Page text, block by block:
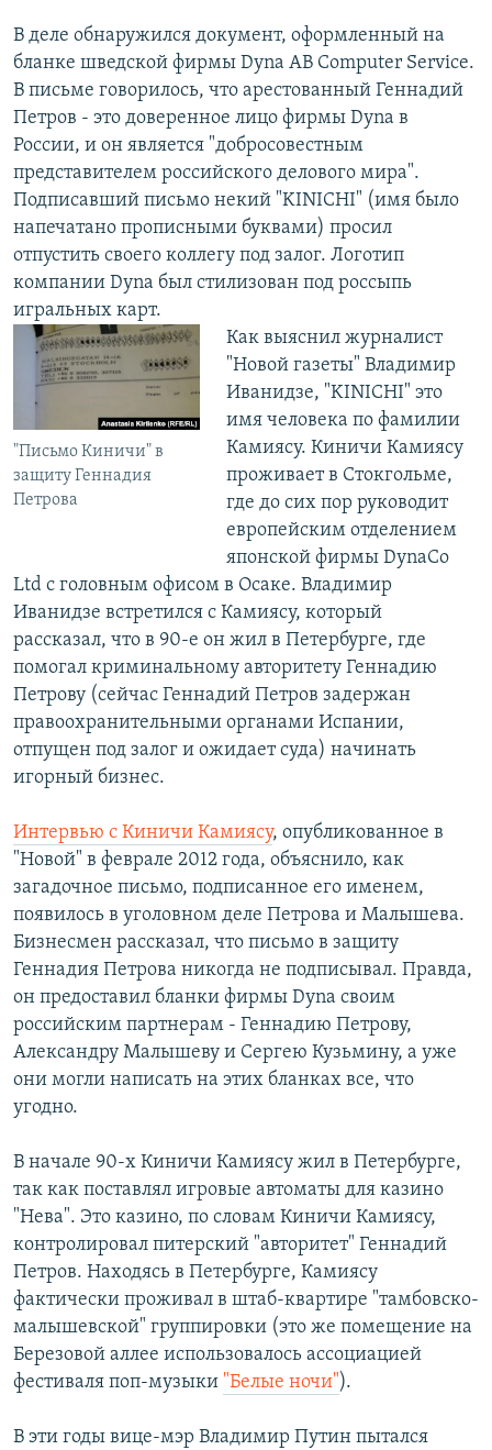
В деле обнаружился документ, оформленный на
бланке шведской фирмы Dyna AB Computer Service.
В письме говорилось, что арестованный Геннадий
Петров - это доверенное лицо фирмы Dyna в
России, и он является "добросовестным
представителем российского делового мира".
Подписавший письмо некий "KINICHI" (имя было
напечатано прописными буквами) просил
отпустить своего коллегу под залог. Логотип
компании Dyna был стилизован под россыпь
игральных карт.
"Письмо Киничи" в
защиту Геннадия
Петрова
Как выяснил журналист
"Новой газеты" Владимир
Иванидзе, "KINICHI" это
имя человека по фамилии
Камиясу. Киничи Камиясу
проживает в Стокгольме,
где до сих пор руководит
европейским отделением
японской фирмы DynaCo
Ltd с головным офисом в Осаке. Владимир
Иванидзе встретился с Камиясу, который
рассказал, что в 90-е он жил в Петербурге, где
помогал криминальному авторитету Геннадию
Петрову (сейчас Геннадий Петров задержан
правоохранительными органами Испании,
отпущен под залог и ожидает суда) начинать
игорный бизнес.
Интервью с Киничи Камиясу, опубликованное в
"Новой" в феврале 2012 года, объяснило, как
загадочное письмо, подписанное его именем,
появилось в уголовном деле Петрова и Малышева.
Бизнесмен рассказал, что письмо в защиту
Геннадия Петрова никогда не подписывал. Правда,
он предоставил бланки фирмы Dyna своим
российским партнерам - Геннадию Петрову,
Александру Малышеву и Сергею Кузьмину, а уже
они могли написать на этих бланках все, что
угодно.
В начале 90-х Киничи Камиясу жил в Петербурге,
так как поставлял игровые автоматы для казино
"Нева". Это казино, по словам Киничи Камиясу,
контролировал питерский "авторитет" Геннадий
Петров. Находясь в Петербурге, Камиясу
фактически проживал в штаб-квартире "тамбовско-
малышевской" группировки (это же помещение на
Березовой аллее использовалось ассоциацией
фестиваля поп-музыки "Белые ночи").
В эти годы вице-мэр Владимир Путин пытался